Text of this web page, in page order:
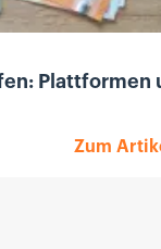
Plattformen
Zum